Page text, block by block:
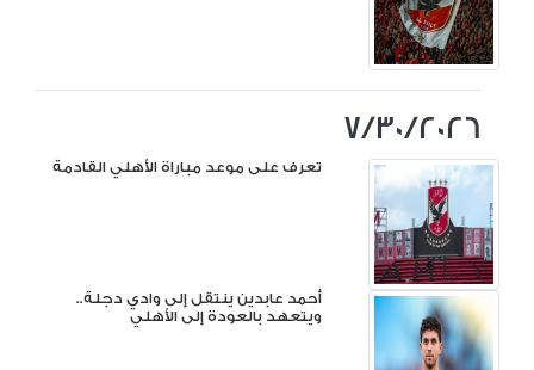
7/30/2026
تعرف على موعد مباراة الأهلي القادمة
أحمد عابدين ينتقل إلى وادي دجلة..
ويتعهد بالعودة إلى الأهلي